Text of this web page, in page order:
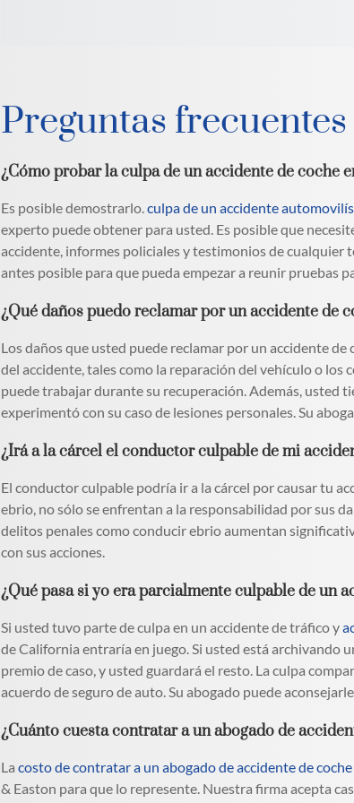
Preguntas frecuentes
¿Cómo probar la culpa de un accidente de coche
Es posible demostrarlo.culpa de un accidente
experto puede obtener para usted. Es posible que
accidente, informes policiales y testimonios de cualquier
antes posible para que pueda empezar a reunir pruebas
¿Qué daños puedo reclamar por un accidente de
Los daños que usted puede reclamar por un accidente
del accidente, tales como la reparación del vehículo o los
puede trabajar durante su recuperación. Además, usted
experimentó con su caso de lesiones personales. Su
¿Irá a la cárcel el conductor culpable de mi
El conductor culpable podría ir a la cárcel por causar tu
ebrio, no sólo se enfrentan a la responsabilidad por sus
delitos penales como conducir ebrio aumentan
con sus acciones.
¿Qué pasa si yo era parcialmente culpable de un
Si usted tuvo parte de culpa en un accidente de tráfico y
de California entraría en juego. Si usted está archivando
premio de caso, y usted guardará el resto. La culpa
acuerdo de seguro de auto. Su abogado puede
¿Cuánto cuesta contratar a un abogado de
Lacosto de contratar a un abogado de accidente de
& Easton para que lo represente. Nuestra firma acepta